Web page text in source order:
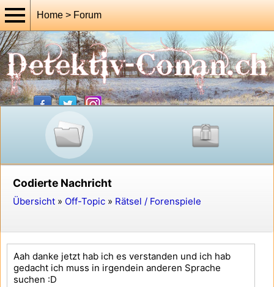
Home > Forum
Codierte Nachricht
Übersicht » Off-Topic » Rätsel / Forenspiele
Aah danke jetzt hab ich es verstanden und ich hab
gedacht ich muss in irgendein anderen Sprache
suchen :D